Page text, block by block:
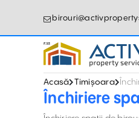
Acasă Timișoara
Închiriere